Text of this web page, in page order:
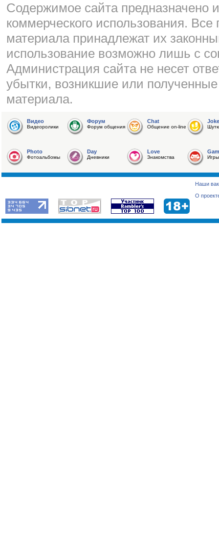
Cодержимое сайта предназначено
коммерческого использования.
материала принадлежат их
использование возможно лишь с
Администрация сайта не несет
убытки, возникшие или
материала.
Видео
Видеоролики
Форум
Форум общения
Chat
Общение on-line
Joke
Photo
Фотоальбомы
Day
Дневники
Love
Знакомства Игры
Наши
О